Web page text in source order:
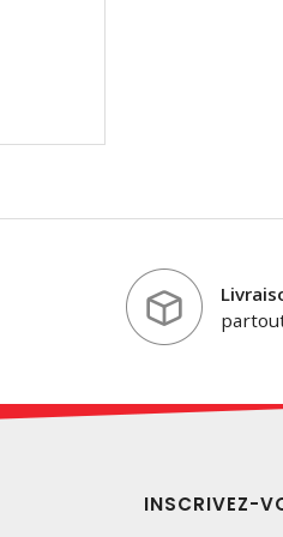
INSCRIVEZ-